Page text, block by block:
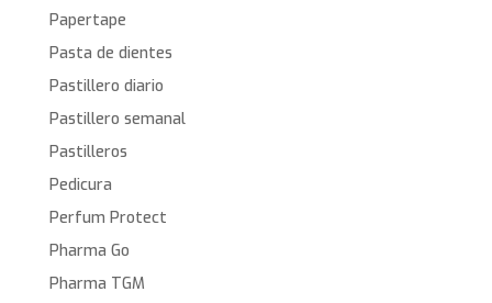
Papertape
Pasta de dientes
Pastillero diario
Pastillero semanal
Pastilleros
Pedicura
Perfum Protect
Pharma Go
Pharma TGM